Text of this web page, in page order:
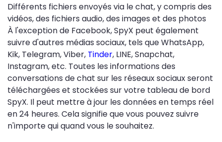
Différents fichiers envoyés via le chat, y compris des
vidéos, des fichiers audio, des images et des photos
À l'exception de Facebook, SpyX peut également
suivre d'autres médias sociaux, tels que WhatsApp,
Kik, Telegram, Viber, Tinder, LINE, Snapchat,
Instagram, etc. Toutes les informations des
conversations de chat sur les réseaux sociaux seront
téléchargées et stockées sur votre tableau de bord
SpyX. Il peut mettre à jour les données en temps réel
en 24 heures. Cela signifie que vous pouvez suivre
n'importe qui quand vous le souhaitez.